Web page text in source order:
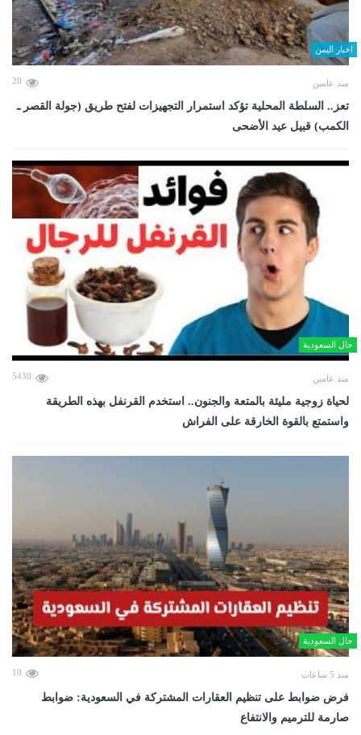
اخبار اليمن
منذ عامين 20
تعز.. السلطة المحلية تؤكد استمرار التجهيزات لفتح طريق (جولة القصر ـ
الكمب) قبيل عيد الأضحى
حال السعودية
منذ عامين 5430
لحياة زوجية مليئة بالمتعة والجنون.. استخدم القرنفل بهذه الطريقة
واستمتع بالقوة الخارقة على الفراش
حال السعودية
منذ 5 ساعات 10
فرض ضوابط على تنظيم العقارات المشتركة في السعودية: ضوابط
صارمة للترميم والانتفاع